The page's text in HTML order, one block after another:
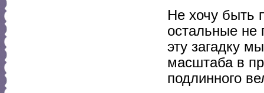
Не хочу быть
остальные не
эту загадку
масштаба в
подлинного